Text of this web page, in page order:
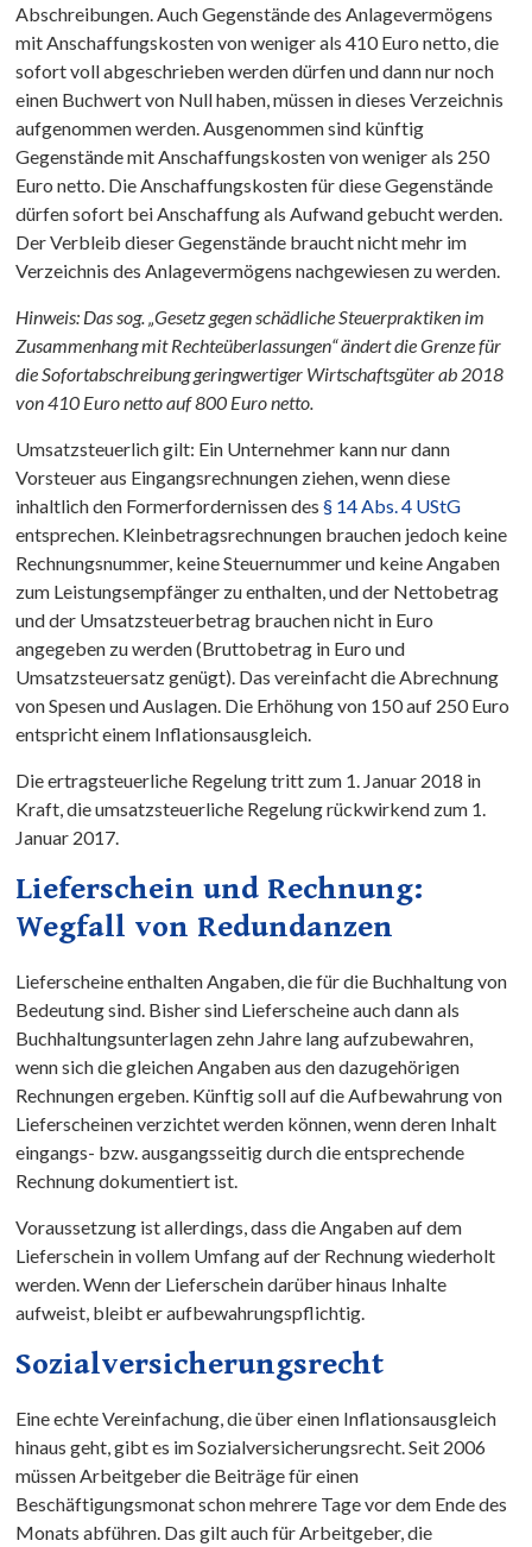
Abschreibungen. Auch Gegenstände des Anlagevermögens
mit Anschaffungskosten von weniger als 410 Euro netto, die
sofort voll abgeschrieben werden dürfen und dann nur noch
einen Buchwert von Null haben, müssen in dieses Verzeichnis
aufgenommen werden. Ausgenommen sind künftig
Gegenstände mit Anschaffungskosten von weniger als 250
Euro netto. Die Anschaffungskosten für diese Gegenstände
dürfen sofort bei Anschaffung als Aufwand gebucht werden.
Der Verbleib dieser Gegenstände braucht nicht mehr im
Verzeichnis des Anlagevermögens nachgewiesen zu werden.
Hinweis: Das sog. „Gesetz gegen schädliche Steuerpraktiken im
Zusammenhang mit Rechteüberlassungen“ ändert die Grenze für
die Sofortabschreibung geringwertiger Wirtschaftsgüter ab 2018
von 410 Euro netto auf 800 Euro netto.
Umsatzsteuerlich gilt: Ein Unternehmer kann nur dann
Vorsteuer aus Eingangsrechnungen ziehen, wenn diese
inhaltlich den Formerfordernissen des§ 14 Abs. 4 UStG
entsprechen. Kleinbetragsrechnungen brauchen jedoch keine
Rechnungsnummer, keine Steuernummer und keine Angaben
zum Leistungsempfänger zu enthalten, und der Nettobetrag
und der Umsatzsteuerbetrag brauchen nicht in Euro
angegeben zu werden (Bruttobetrag in Euro und
Umsatzsteuersatz genügt). Das vereinfacht die Abrechnung
von Spesen und Auslagen. Die Erhöhung von 150 auf 250 Euro
entspricht einem Inflationsausgleich.
Die ertragsteuerliche Regelung tritt zum 1. Januar 2018 in
Kraft, die umsatzsteuerliche Regelung rückwirkend zum 1.
Januar 2017.
Lieferschein und Rechnung:
Wegfall von Redundanzen
Lieferscheine enthalten Angaben, die für die Buchhaltung von
Bedeutung sind. Bisher sind Lieferscheine auch dann als
Buchhaltungsunterlagen zehn Jahre lang aufzubewahren,
wenn sich die gleichen Angaben aus den dazugehörigen
Rechnungen ergeben. Künftig soll auf die Aufbewahrung von
Lieferscheinen verzichtet werden können, wenn deren Inhalt
eingangs- bzw. ausgangsseitig durch die entsprechende
Rechnung dokumentiert ist.
Voraussetzung ist allerdings, dass die Angaben auf dem
Lieferschein in vollem Umfang auf der Rechnung wiederholt
werden. Wenn der Lieferschein darüber hinaus Inhalte
aufweist, bleibt er aufbewahrungspflichtig.
Sozialversicherungsrecht
Eine echte Vereinfachung, die über einen Inflationsausgleich
hinaus geht, gibt es im Sozialversicherungsrecht. Seit 2006
müssen Arbeitgeber die Beiträge für einen
Beschäftigungsmonat schon mehrere Tage vor dem Ende des
Monats abführen. Das gilt auch für Arbeitgeber, die